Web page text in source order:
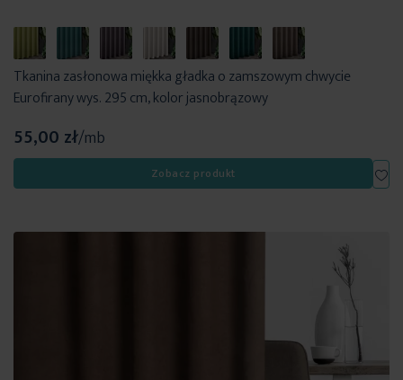
Tkanina zasłonowa miękka gładka o zamszowym chwycie
Eurofirany wys. 295 cm, kolor jasnobrązowy
55,00 zł/mb
Zobacz produkt